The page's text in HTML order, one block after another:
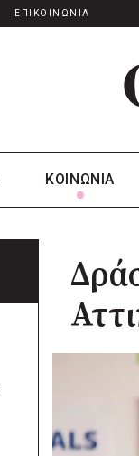
ΕΠΙΚΟΙΝΩΝΙΑ
ΚΟΙΝΩΝΙΑ